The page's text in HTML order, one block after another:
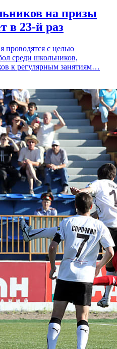
на призы
в 23-й раз
проводятся с целью
среди школьников,
к регулярным занятиям…